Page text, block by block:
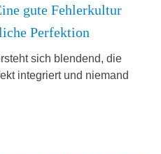
gute Fehlerkultur
Perfektion
sich blendend, die
integriert und niemand